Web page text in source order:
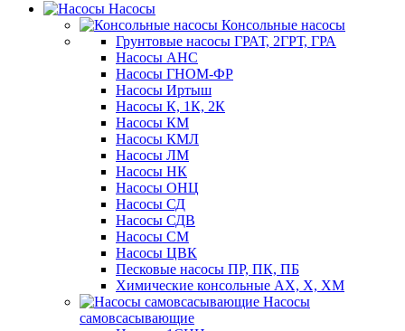
Насосы
Консольные насосы
Грунтовые насосы ГРАТ, 2ГРТ, ГРА
Насосы АНС
Насосы ГНОМ-ФР
Насосы Иртыш
Насосы К, 1К, 2К
Насосы КМ
Насосы КМЛ
Насосы ЛМ
Насосы НК
Насосы ОНЦ
Насосы СД
Насосы СДВ
Насосы СМ
Насосы ЦВК
Песковые насосы ПР, ПК, ПБ
Химические консольные АХ, Х, ХМ
Насосы
самовсасывающие